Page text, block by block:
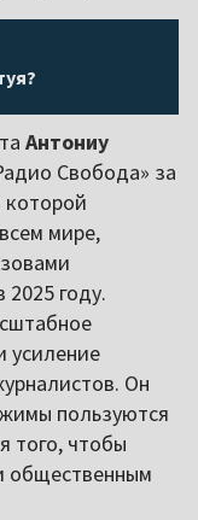
Антониу
Свобода» за
которой
мире,
2025 году.
усиление
Он
пользуются
того, чтобы
общественным